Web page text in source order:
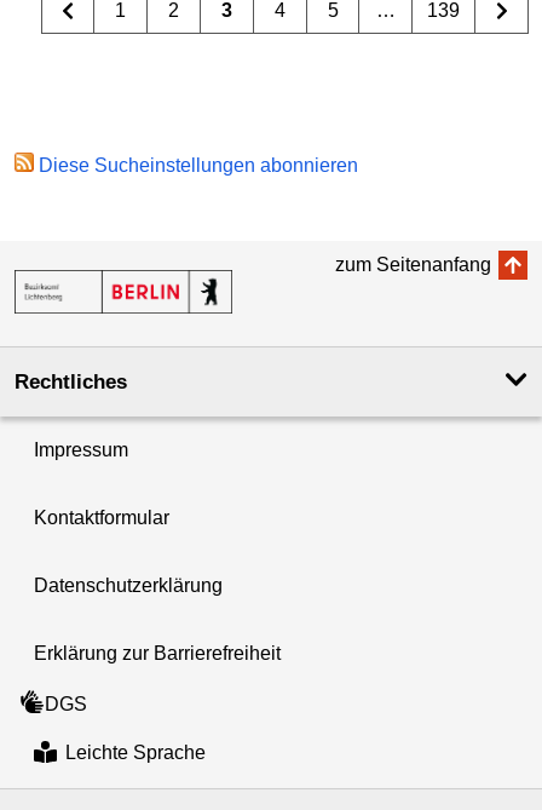
1 2 3 4 5 … 139
Diese Sucheinstellungen abonnieren
zum Seitenanfang
Rechtliches
Impressum
Kontaktformular
Datenschutzerklärung
Erklärung zur Barrierefreiheit
DGS
Leichte Sprache